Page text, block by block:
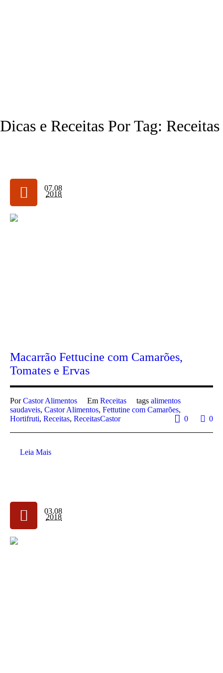
Dicas e Receitas Por Tag: Receitas
07.08
2018
Macarrão Fettucine com Camarões,
Tomates e Ervas
PorCastor Alimentos Em Receitas tags alimentos
saudaveis, Castor Alimentos, Fettutine com Camarões,
Hortifruti, Receitas, ReceitasCastor 0
0
Leia Mais
03.08
2018